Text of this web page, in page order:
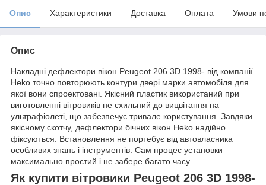
Опис Характеристики Доставка Оплата Умови
Опис
Накладні дефлектори вікон Peugeot 206 3D 1998- від компанії
Heko точно повторюють контури двері марки автомобіля для
якої вони спроектовані. Якісний пластик використаний при
виготовленні вітровиків не схильний до вицвітання на
ультрафіолеті, що забезпечує тривале користування. Завдяки
якісному скотчу, дефлектори бічних вікон Heko надійно
фіксуються. Встановлення не портебує від автовласника
особливих знань і інструментів. Сам процес установки
максимально простий і не забере багато часу.
Як купити вітровики Peugeot 206 3D 1998-